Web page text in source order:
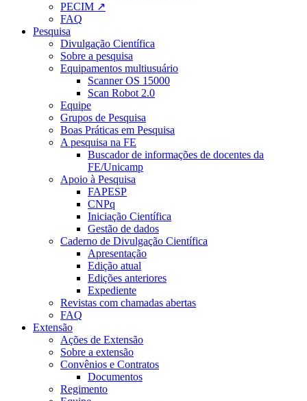
PECIM ↗
FAQ
Pesquisa
Divulgação Científica
Sobre a pesquisa
Equipamentos multiusuário
Scanner OS 15000
Scan Robot 2.0
Equipe
Grupos de Pesquisa
Boas Práticas em Pesquisa
A pesquisa na FE
Buscador de informações de docentes da
FE/Unicamp
Apoio à Pesquisa
FAPESP
CNPq
Iniciação Científica
Gestão de dados
Caderno de Divulgação Científica
Apresentação
Edição atual
Edições anteriores
Expediente
Revistas com chamadas abertas
FAQ
Extensão
Ações de Extensão
Sobre a extensão
Convênios e Contratos
Documentos
Regimento